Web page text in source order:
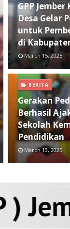
GPP
Desa Gelar
untuk
di
March 15, 2025
BERITA
Gerakan
Berhasil
Sekolah
Pendidikan
March 13, 2025